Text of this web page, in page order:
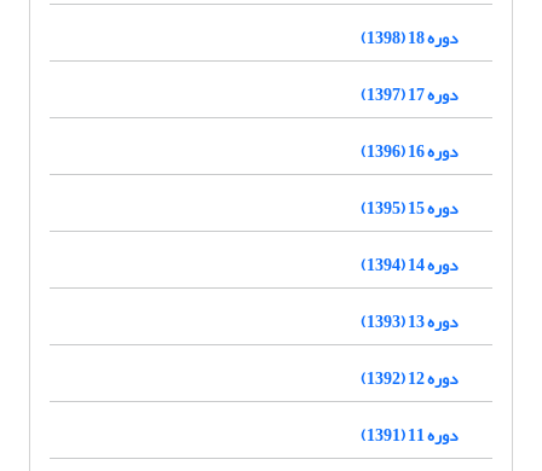
دوره 18 (1398)
دوره 17 (1397)
دوره 16 (1396)
دوره 15 (1395)
دوره 14 (1394)
دوره 13 (1393)
دوره 12 (1392)
دوره 11 (1391)